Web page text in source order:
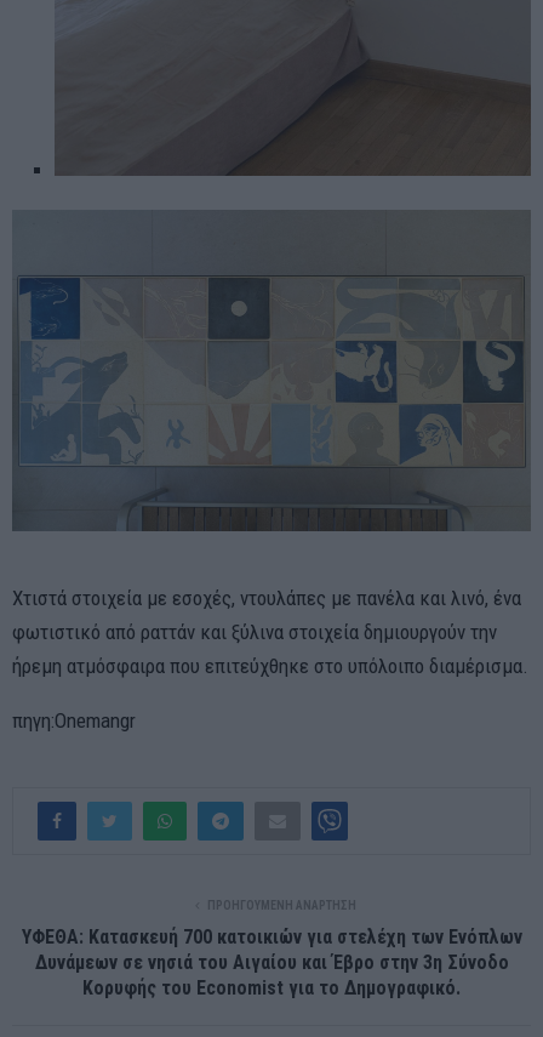
Χτιστά στοιχεία με εσοχές, ντουλάπες με πανέλα και λινό, ένα
φωτιστικό από ραττάν και ξύλινα στοιχεία δημιουργούν την
ήρεμη ατμόσφαιρα που επιτεύχθηκε στο υπόλοιπο διαμέρισμα.
πηγη:Onemangr
ΠΡΟΗΓΟΎΜΕΝΗ ΑΝΆΡΤΗΣΗ
ΥΦΕΘΑ: Κατασκευή 700 κατοικιών για στελέχη των Ενόπλων
Δυνάμεων σε νησιά του Αιγαίου και Έβρο στην 3η Σύνοδο
Κορυφής του Economist για το Δημογραφικό.